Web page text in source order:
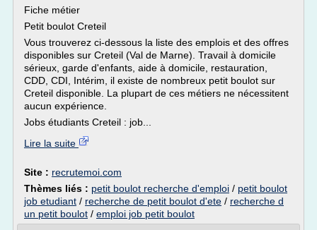
Fiche métier
Petit boulot Creteil
Vous trouverez ci-dessous la liste des emplois et des offres
disponibles sur Creteil (Val de Marne). Travail à domicile
sérieux, garde d'enfants, aide à domicile, restauration,
CDD, CDI, Intérim, il existe de nombreux petit boulot sur
Creteil disponible. La plupart de ces métiers ne nécessitent
aucun expérience.
Jobs étudiants Creteil : job...
Lire la suite
Site : recrutemoi.com
Thèmes liés : petit boulot recherche d'emploi / petit boulot
job etudiant / recherche de petit boulot d'ete / recherche d
un petit boulot / emploi job petit boulot